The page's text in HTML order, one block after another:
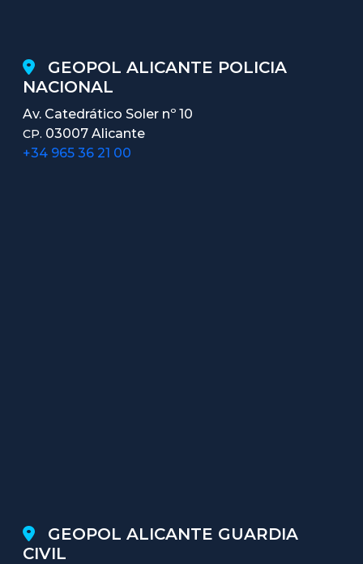
GEOPOL ALICANTE POLICIA
NACIONAL
Av. Catedrático Soler nº 10
CP. 03007 Alicante
+34 965 36 21 00
GEOPOL ALICANTE GUARDIA
CIVIL